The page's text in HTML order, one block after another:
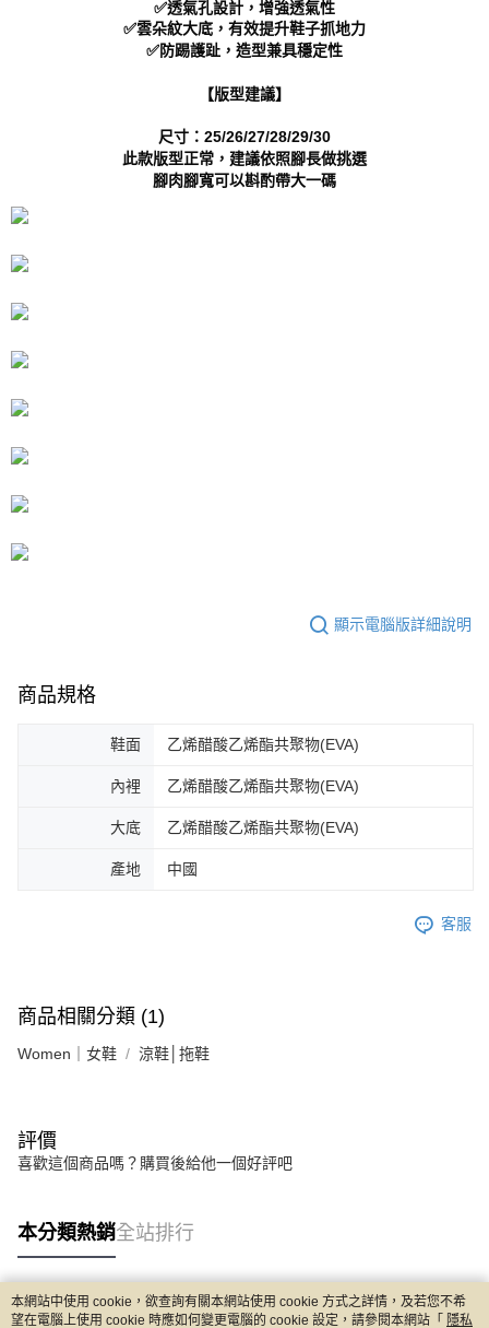
購買商品的店家。未經商家同意取消之訂單仍視為有效，需透過AFTEE先享
後付繳納相關費用。
※ 交易是否成功請以「AFTEE先享後付 」之結帳頁面顯示為準，若有關於
https://netprotections.freshdesk.com/support/home
１．透過由恩沛科技股份有限公司提供之「AFTEE先享後付」服務完成之交
易，需依本服務之必要範圍內提供個人資料，並將交易相關給付款項請求債
權轉讓予恩沛科技股份有限公司。
https://aftee.tw/terms/#terms3
「AFTEE先享後付」，若未經同意申辦者引起之損失，本公司不負相關責
時審查核予不同之上限額度；若仍有額度不足之情形，本公司將視審查結果
５．嚴禁一人註冊多個帳號或使用他人資訊註冊。若發現惡意使用之情形，
每筆NT$70，滿NT$999(含以上)免運費
每筆NT$90，滿NT$999(含以上)免運費
✅透氣孔設計，增強透氣性
✅雲朵紋大底，有效提升鞋子抓地力
✅防踢護趾，造型兼具穩定性
【版型建議】
尺寸：25/26/27/28/29/30
此款版型正常，建議依照腳長做挑選
腳肉腳寬可以斟酌帶大一碼
顯示電腦版詳細說明
商品規格
鞋面 乙烯醋酸乙烯酯共聚物(EVA)
內裡 乙烯醋酸乙烯酯共聚物(EVA)
大底 乙烯醋酸乙烯酯共聚物(EVA)
產地 中國
客服
商品相關分類 (1)
Women｜女鞋 涼鞋│拖鞋
評價
喜歡這個商品嗎？購買後給他一個好評吧
本分類熱銷全站排行
熱門標籤
本網站中使用 cookie，欲查詢有關本網站使用 cookie 方式之詳情，及若您不希
望在電腦上使用 cookie 時應如何變更電腦的 cookie 設定，請參閱本網站「 隱私